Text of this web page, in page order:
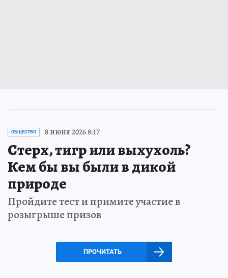
ОБЩЕСТВО 8 июня 2026 8:17
Стерх, тигр или выхухоль?
Кем бы вы были в дикой
природе
Пройдите тест и примите участие в
розыгрыше призов
ПРОЧИТАТЬ